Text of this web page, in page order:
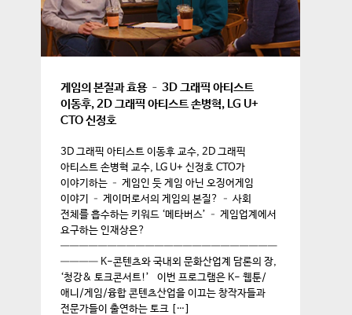
게임의 본질과 효용 – 3D 그래픽 아티스트
이동후, 2D 그래픽 아티스트 손병혁, LG U+
CTO 신정호
3D 그래픽 아티스트 이동후 교수, 2D 그래픽
아티스트 손병혁 교수, LG U+ 신정호 CTO가
이야기하는 – 게임인 듯 게임 아닌 오징어게임
이야기 – 게이머로서의 게임의 본질? – 사회
전체를 흡수하는 키워드 ‘메타버스’ – 게임업계에서
요구하는 인재상은?
———————————————————————
———— K-콘텐츠와 국내외 문화산업계 담론의 장,
‘청강& 토크콘서트!’ 이번 프로그램은 K- 웹툰/
애니/게임/융합 콘텐츠산업을 이끄는 창작자들과
전문가들이 출연하는 토크 […]